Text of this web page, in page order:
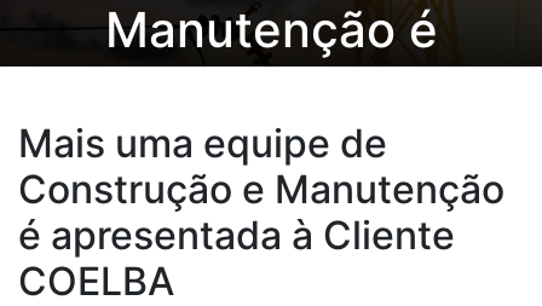
Manutenção é
Cliente COELBA
Mais uma equipe de
Construção e Manutenção
é apresentada à Cliente
COELBA